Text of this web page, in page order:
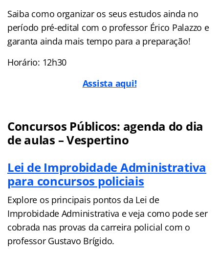
Saiba como organizar os seus estudos ainda no
período pré-edital com o professor Érico Palazzo e
garanta ainda mais tempo para a preparação!
Horário: 12h30
Assista aqui!
Concursos Públicos: agenda do dia
de aulas – Vespertino
Lei de Improbidade Administrativa
para concursos policiais
Explore os principais pontos da Lei de
Improbidade Administrativa e veja como pode ser
cobrada nas provas da carreira policial com o
professor Gustavo Brígido.